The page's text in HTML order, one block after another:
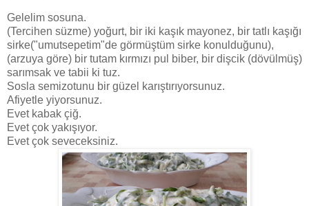
Gelelim sosuna.
(Tercihen süzme) yoğurt, bir iki kaşık mayonez, bir tatlı kaşığı
sirke("umutsepetim"de görmüştüm sirke konulduğunu),
(arzuya göre) bir tutam kırmızı pul biber, bir dişcik (dövülmüş)
sarımsak ve tabii ki tuz.
Sosla semizotunu bir güzel karıştırıyorsunuz.
Afiyetle yiyorsunuz.
Evet kabak çiğ.
Evet çok yakışıyor.
Evet çok seveceksiniz.